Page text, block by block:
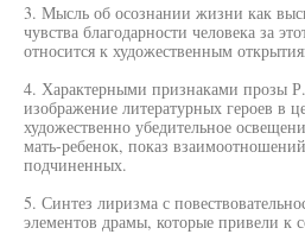
3. Мысль об осознании жизни как
чувства благодарности человека за
относится к художественным
4. Характерными признаками прозы Р.
изображение литературных героев в
художественно убедительное
мать-ребенок, показ
подчиненных.
5. Синтез лиризма с
элементов драмы, которые привели к